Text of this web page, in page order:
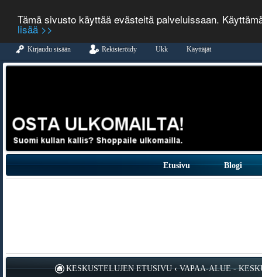
Tämä sivusto käyttää evästeitä palveluissaan.
lisää >>
Kirjaudu sisään Rekisteröidy Ukk Käyttäjät
Etusivu Blogi
KESKUSTELUJEN ETUSIVU ‹ VAPAA-ALUE -